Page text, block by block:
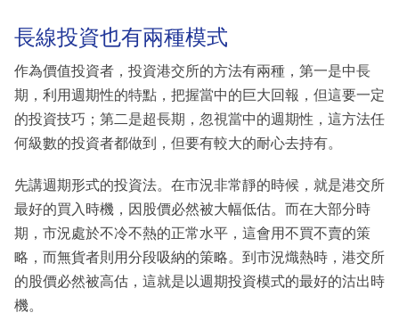
長線投資也有兩種模式
作為價值投資者，投資港交所的方法有兩種，第一是中長
期，利用週期性的特點，把握當中的巨大回報，但這要一定
的投資技巧；第二是超長期，忽視當中的週期性，這方法任
何級數的投資者都做到，但要有較大的耐心去持有。
先講週期形式的投資法。在市況非常靜的時候，就是港交所
最好的買入時機，因股價必然被大幅低估。而在大部分時
期，市況處於不冷不熱的正常水平，這會用不買不賣的策
略，而無貨者則用分段吸納的策略。到市況熾熱時，港交所
的股價必然被高估，這就是以週期投資模式的最好的沽出時
機。